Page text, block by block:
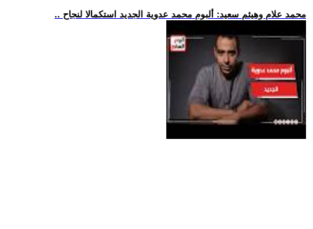
.. محمد علام وهيثم سعيد: ألبوم محمد عدوية الجديد استكمالا لنجاح